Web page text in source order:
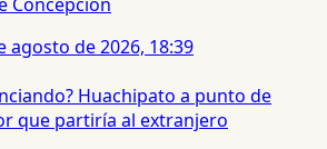
agosto de 2026, 18:39